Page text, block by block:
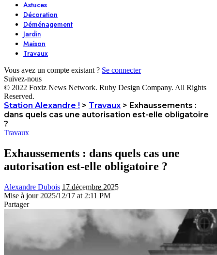
Astuces
Décoration
Déménagement
Jardin
Maison
Travaux
Vous avez un compte existant ? Se connecter
Suivez-nous
© 2022 Foxiz News Network. Ruby Design Company. All Rights
Reserved.
Station Alexandre ! > Travaux > Exhaussements :
dans quels cas une autorisation est-elle obligatoire
?
Travaux
Exhaussements : dans quels cas une
autorisation est-elle obligatoire ?
Alexandre Dubois 17 décembre 2025
Mise à jour 2025/12/17 at 2:11 PM
Partager